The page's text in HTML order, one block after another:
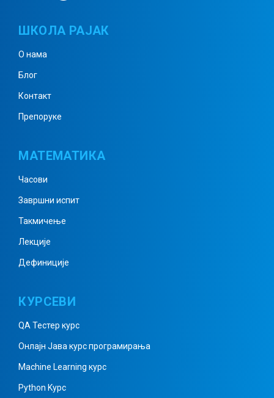
ШКОЛА РАЈАК
О нама
Блог
Контакт
Препоруке
МАТЕМАТИКА
Часови
Завршни испит
Такмичење
Лекције
Дефиниције
КУРСЕВИ
QA Тестер курс
Онлајн Јава курс програмирања
Machine Learning курс
Python Kурс